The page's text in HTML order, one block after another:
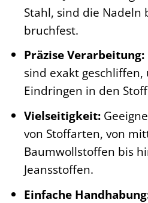
Stahl, sind die Nadeln
bruchfest.
Präzise Verarbeitung:
sind exakt
Eindringen in den
Vielseitigkeit:
von Stoffarten, von
Baumwollstoffen bis
Jeansstoffen.
Einfache